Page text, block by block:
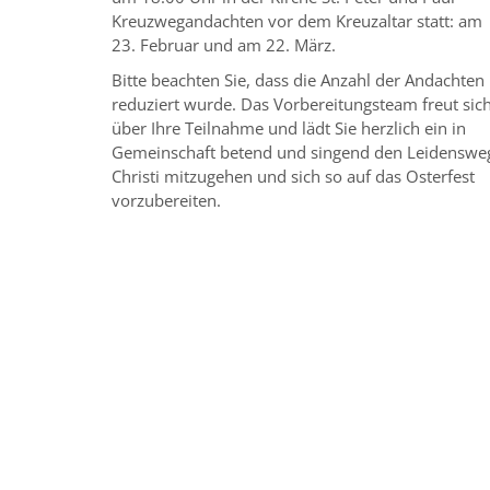
Kreuzwegandachten vor dem Kreuzaltar statt: am
23. Februar und am 22. März.
Bitte beachten Sie, dass die Anzahl der Andachten
reduziert wurde. Das Vorbereitungsteam freut
über Ihre Teilnahme und lädt Sie herzlich ein in
Gemeinschaft betend und singend den
Christi mitzugehen und sich so auf das Osterfest
vorzubereiten.